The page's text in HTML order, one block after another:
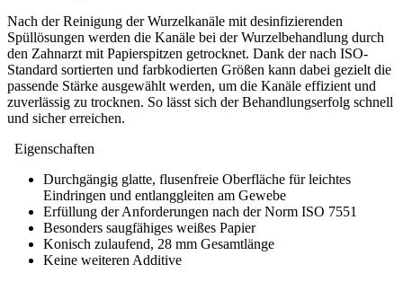
Nach der Reinigung der Wurzelkanäle mit desinfizierenden
Spüllösungen werden die Kanäle bei der Wurzelbehandlung durch
den Zahnarzt mit Papierspitzen getrocknet. Dank der nach ISO-
Standard sortierten und farbkodierten Größen kann dabei gezielt die
passende Stärke ausgewählt werden, um die Kanäle effizient und
zuverlässig zu trocknen. So lässt sich der Behandlungserfolg schnell
und sicher erreichen.
Eigenschaften
Durchgängig glatte, flusenfreie Oberfläche für leichtes
Eindringen und entlanggleiten am Gewebe
Erfüllung der Anforderungen nach der Norm ISO 7551
Besonders saugfähiges weißes Papier
Konisch zulaufend, 28 mm Gesamtlänge
Keine weiteren Additive